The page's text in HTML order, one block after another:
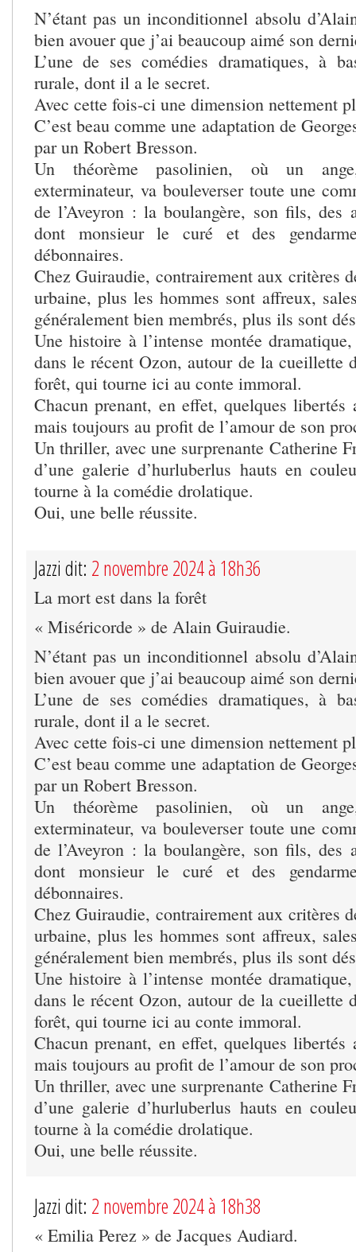
N’étant pas un inconditionnel absolu
bien avouer que j’ai beaucoup aimé son
L’une de ses comédies dramatiques, à
rurale, dont il a le secret.
Avec cette fois-ci une dimension nettement
C’est beau comme une adaptation de
par un Robert Bresson.
Un théorème pasolinien, où un ange,
exterminateur, va bouleverser toute une
de l’Aveyron : la boulangère, son fils, des
dont monsieur le curé et des
débonnaires.
Chez Guiraudie, contrairement aux critères
urbaine, plus les hommes sont affreux,
généralement bien membrés, plus ils sont
Une histoire à l’intense montée
dans le récent Ozon, autour de la cueillette
forêt, qui tourne ici au conte immoral.
Chacun prenant, en effet, quelques libertés
mais toujours au profit de l’amour de son
Un thriller, avec une surprenante Catherine
d’une galerie d’hurluberlus hauts en
tourne à la comédie drolatique.
Oui, une belle réussite.
Jazzi dit: 2 novembre 2024 à 18h36
La mort est dans la forêt
« Miséricorde » de Alain Guiraudie.
N’étant pas un inconditionnel absolu
bien avouer que j’ai beaucoup aimé son
L’une de ses comédies dramatiques, à
rurale, dont il a le secret.
Avec cette fois-ci une dimension nettement
C’est beau comme une adaptation de
par un Robert Bresson.
Un théorème pasolinien, où un ange,
exterminateur, va bouleverser toute une
de l’Aveyron : la boulangère, son fils, des
dont monsieur le curé et des
débonnaires.
Chez Guiraudie, contrairement aux critères
urbaine, plus les hommes sont affreux,
généralement bien membrés, plus ils sont
Une histoire à l’intense montée
dans le récent Ozon, autour de la cueillette
forêt, qui tourne ici au conte immoral.
Chacun prenant, en effet, quelques libertés
mais toujours au profit de l’amour de son
Un thriller, avec une surprenante Catherine
d’une galerie d’hurluberlus hauts en
tourne à la comédie drolatique.
Oui, une belle réussite.
Jazzi dit: 2 novembre 2024 à 18h38
« Emilia Perez » de Jacques Audiard.